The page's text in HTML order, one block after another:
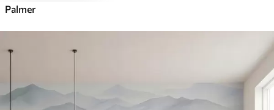
Palmer